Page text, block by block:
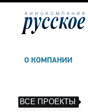
ВСЕ ПРОЕКТЫ